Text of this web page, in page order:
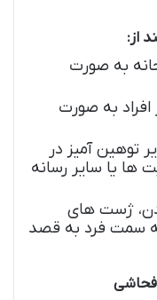
از:
به صورت
افراد به صورت
توهین آمیز در
ها یا سایر رسانه
ژست های
به سمت فرد به قصد